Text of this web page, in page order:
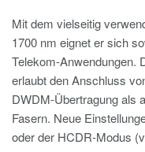
Mit dem vielseitig
1700 nm eignet er sich
Telekom-Anwendungen.
erlaubt den Anschluss
DWDM-Übertragung als
Fasern. Neue
oder der HCDR-Modus